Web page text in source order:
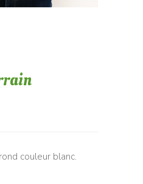
couleur blanc.